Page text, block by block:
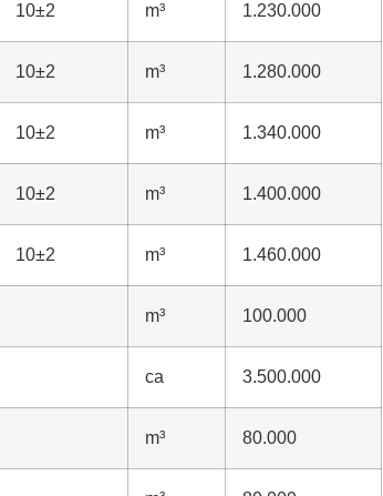
10±2 m³ 1.230.000
10±2 m³ 1.280.000
10±2 m³ 1.340.000
10±2 m³ 1.400.000
10±2 m³ 1.460.000
m³ 100.000
ca 3.500.000
m³ 80.000